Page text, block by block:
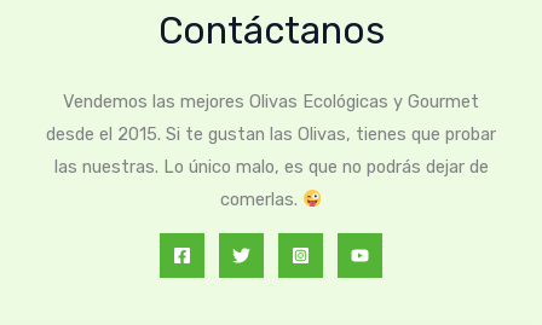
Contáctanos
Vendemos las mejores Olivas Ecológicas y Gourmet
desde el 2015. Si te gustan las Olivas, tienes que probar
las nuestras. Lo único malo, es que no podrás dejar de
comerlas.